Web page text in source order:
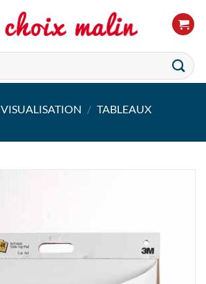
VISUALISATION / TABLEAUX